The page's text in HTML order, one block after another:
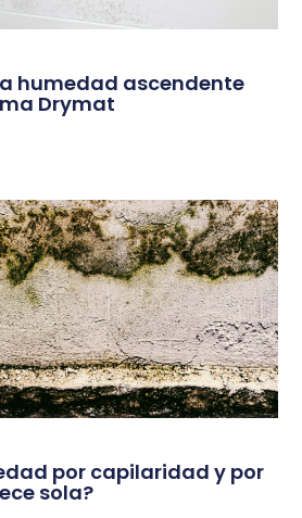
humedad ascendente
Drymat
por capilaridad y por
sola?